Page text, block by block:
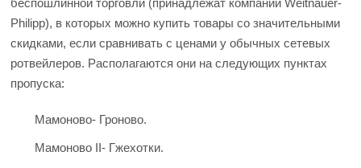
беспошлинной торговли (принадлежат компании Weitnauer-
Philipp), в которых можно купить товары со значительными
скидками, если сравнивать с ценами у обычных сетевых
ротвейлеров. Располагаются они на следующих пунктах
пропуска:
Мамоново- Гроново.
Мамоново II- Гжехотки.